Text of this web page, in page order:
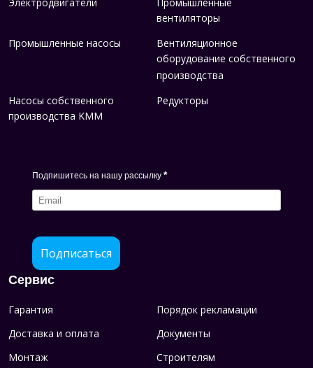
вентиляторы
Промышленные насосы Вентиляционное
оборудование собственного
производства
Насосы собственного
производства KMM
Редукторы
Подпишитесь на нашу рассылку *
Подписаться
Сервис
Гарантия
Порядок рекламации
Доставка и оплата
Документы
Монтаж
Строителям